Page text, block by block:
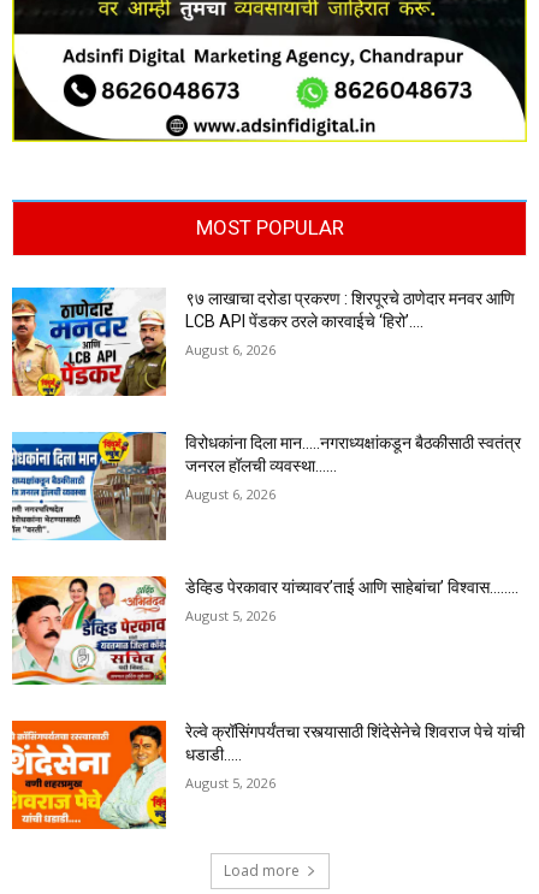
MOST POPULAR
९७ लाखाचा दरोडा प्रकरण : शिरपूरचे ठाणेदार मनवर आणि
LCB API पेंडकर ठरले कारवाईचे ‘हिरो’….
August 6, 2026
विरोधकांना दिला मान…..नगराध्यक्षांकडून बैठकीसाठी स्वतंत्र
जनरल हॉलची व्यवस्था……
August 6, 2026
डेव्हिड पेरकावार यांच्यावर’ताई आणि साहेबांचा’ विश्वास……..
August 5, 2026
रेल्वे क्रॉसिंगपर्यंतचा रस्त्यासाठी शिंदेसेनेचे शिवराज पेचे यांची
धडाडी…..
August 5, 2026
Load more